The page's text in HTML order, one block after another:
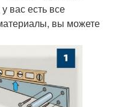
вас есть все
вы можете